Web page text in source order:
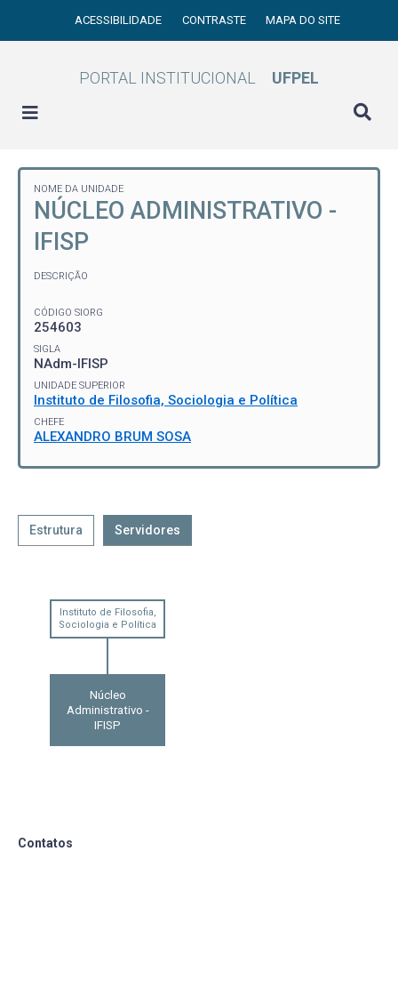
ACESSIBILIDADE CONTRASTE MAPA DO SITE
PORTAL INSTITUCIONAL UFPEL
NOME DA UNIDADE
NÚCLEO ADMINISTRATIVO -
IFISP
DESCRIÇÃO
CÓDIGO SIORG
254603
SIGLA
NAdm-IFISP
UNIDADE SUPERIOR
Instituto de Filosofia, Sociologia e Política
CHEFE
ALEXANDRO BRUM SOSA
Estrutura Servidores
Instituto de Filosofia,
Sociologia e Política
Núcleo
Administrativo -
IFISP
Contatos